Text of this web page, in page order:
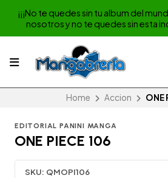
¡¡¡No te quedes sin tu album del
nosotros y no te quedes sin esta
Home Accion ONE
EDITORIAL PANINI MANGA
ONE PIECE 106
SKU: QMOPI106